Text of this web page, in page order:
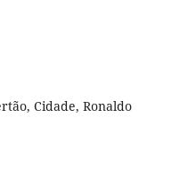
Cidade, Ronaldo